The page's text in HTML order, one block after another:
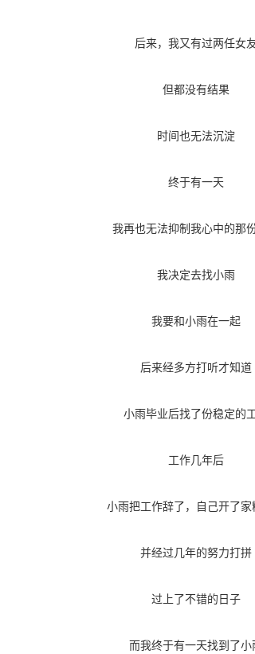
后来，我又有过两任女
但都没有结果
时间也无法沉淀
终于有一天
我再也无法抑制我心中的那
我决定去找小雨
我要和小雨在一起
后来经多方打听才知道
小雨毕业后找了份稳定的
工作几年后
小雨把工作辞了，自己开了家
并经过几年的努力打拼
过上了不错的日子
而我终于有一天找到了小